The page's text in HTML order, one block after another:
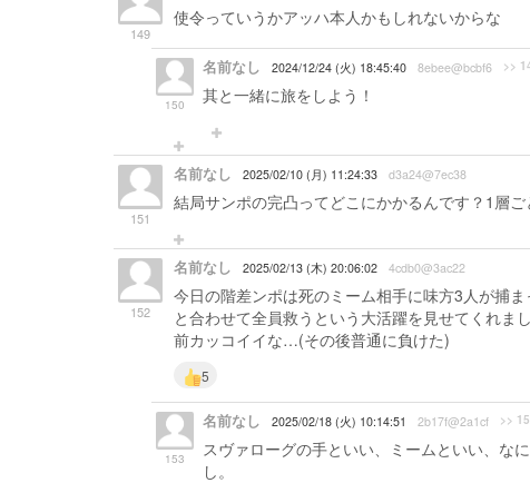
149
使令っていうかアッハ本人かもしれないからな
150
名前なし 2024/12/24 (火) 18:45:40 8ebee@bcbf6 >>
其と一緒に旅をしよう！
151
名前なし 2025/02/10 (月) 11:24:33 d3a24@7ec38
結局サンポの完凸ってどこにかかるんです？1層
152
名前なし 2025/02/13 (木) 20:06:02 4cdb0@3ac22
今日の階差ンポは死のミーム相手に味方3人が捕
と合わせて全員救うという大活躍を見せてくれま
前カッコイイな…(その後普通に負けた)
5
153
名前なし 2025/02/18 (火) 10:14:51 2b17f@2a1cf >>
スヴァローグの手といい、ミームといい、な
し。